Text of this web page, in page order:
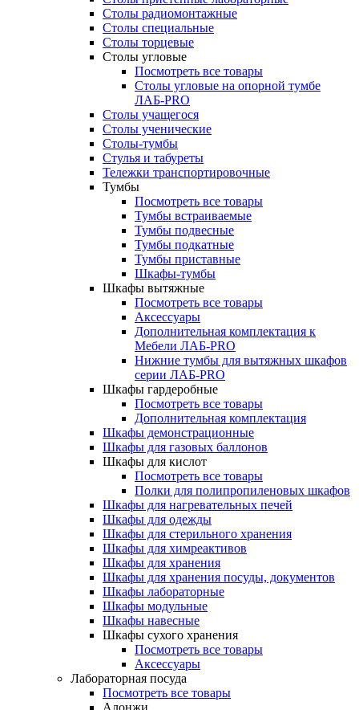
Столы радиомонтажные
Столы специальные
Столы торцевые
Столы угловые
Посмотреть все товары
Столы угловые на опорной тумбе
ЛАБ-PRO
Столы учащегося
Столы ученические
Столы-тумбы
Стулья и табуреты
Тележки транспортировочные
Тумбы
Посмотреть все товары
Тумбы встраиваемые
Тумбы подвесные
Тумбы подкатные
Тумбы приставные
Шкафы-тумбы
Шкафы вытяжные
Посмотреть все товары
Аксессуары
Дополнительная комплектация к
Мебели ЛАБ-PRO
Нижние тумбы для вытяжных шкафов
серии ЛАБ-PRO
Шкафы гардеробные
Посмотреть все товары
Дополнительная комплектация
Шкафы демонстрационные
Шкафы для газовых баллонов
Шкафы для кислот
Посмотреть все товары
Полки для полипропиленовых шкафов
Шкафы для нагревательных печей
Шкафы для одежды
Шкафы для стерильного хранения
Шкафы для химреактивов
Шкафы для хранения
Шкафы для хранения посуды, документов
Шкафы лабораторные
Шкафы модульные
Шкафы навесные
Шкафы сухого хранения
Посмотреть все товары
Аксессуары
Лабораторная посуда
Посмотреть все товары
Алонжи